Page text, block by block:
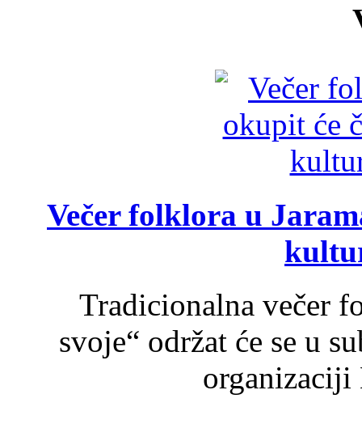
Večer folklora u
Tradicionalna večer
svoje“ održat će se u
organizaciji